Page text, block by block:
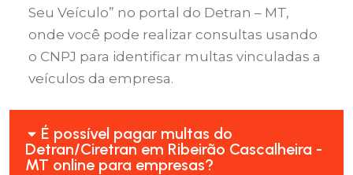
Seu Veículo” no portal do Detran – MT,
onde você pode realizar consultas usando
o CNPJ para identificar multas vinculadas a
veículos da empresa.
É possível pagar multas do
Detran/Ciretran em Ribeirão Cascalheira -
MT online para empresas?